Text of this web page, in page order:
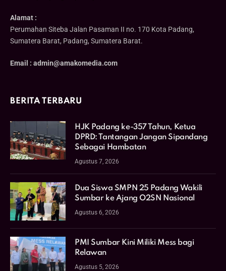
Alamat :
Perumahan Siteba Jalan Pasaman II no. 170 Kota Padang,
Sumatera Barat, Padang, Sumatera Barat.
Email : admin@amakomedia.com
BERITA TERBARU
HJK Padang ke-357 Tahun, Ketua
DPRD: Tantangan Jangan Sipandang
Sebagai Hambatan
Agustus 7, 2026
Dua Siswa SMPN 25 Padang Wakili
Sumbar ke Ajang O2SN Nasional
Agustus 6, 2026
PMI Sumbar Kini Miliki Mess bagi
Relawan
Agustus 5, 2026